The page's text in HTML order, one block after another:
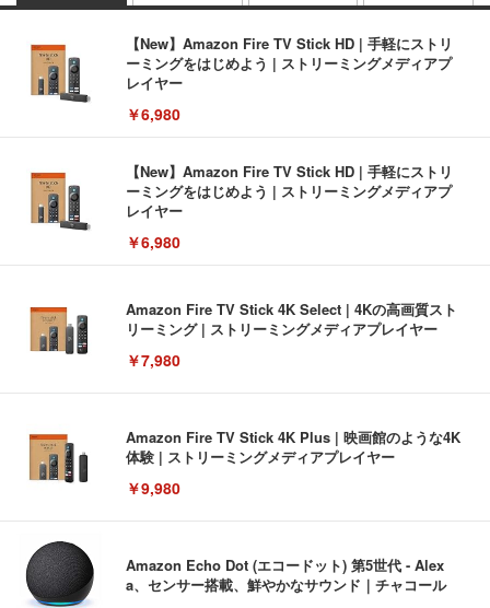
【New】Amazon Fire TV Stick HD | 手軽にストリ
ーミングをはじめよう | ストリーミングメディアプ
レイヤー
￥6,980
【New】Amazon Fire TV Stick HD | 手軽にストリ
ーミングをはじめよう | ストリーミングメディアプ
レイヤー
￥6,980
Amazon Fire TV Stick 4K Select | 4Kの高画質スト
リーミング | ストリーミングメディアプレイヤー
￥7,980
Amazon Fire TV Stick 4K Plus | 映画館のような4K
体験 | ストリーミングメディアプレイヤー
￥9,980
Amazon Echo Dot (エコードット) 第5世代 - Alex
a、センサー搭載、鮮やかなサウンド｜チャコール